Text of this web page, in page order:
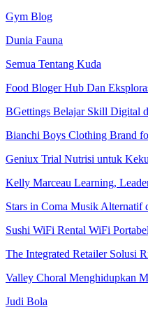
Gym Blog
Dunia Fauna
Semua Tentang Kuda
Food Bloger Hub Dan
BGettings Belajar Skill Digital
Bianchi Boys Clothing Brand
Geniux Trial Nutrisi untuk
Kelly Marceau Learning,
Stars in Coma Musik Alternatif
Sushi WiFi Rental WiFi
The Integrated Retailer Solusi
Valley Choral Menghidupkan
Judi Bola